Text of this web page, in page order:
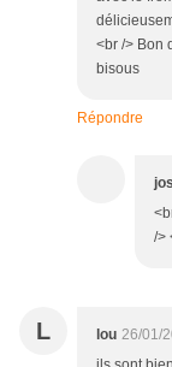
<br /> Bon
bisous
Répondre
/>
L lou 26/01/